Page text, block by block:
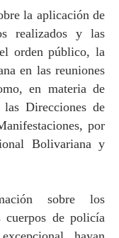
la aplicación de
realizados y las
orden público, la
en las reuniones
en materia de
Direcciones de
por
Bolivariana y
sobre los
cuerpos de policía